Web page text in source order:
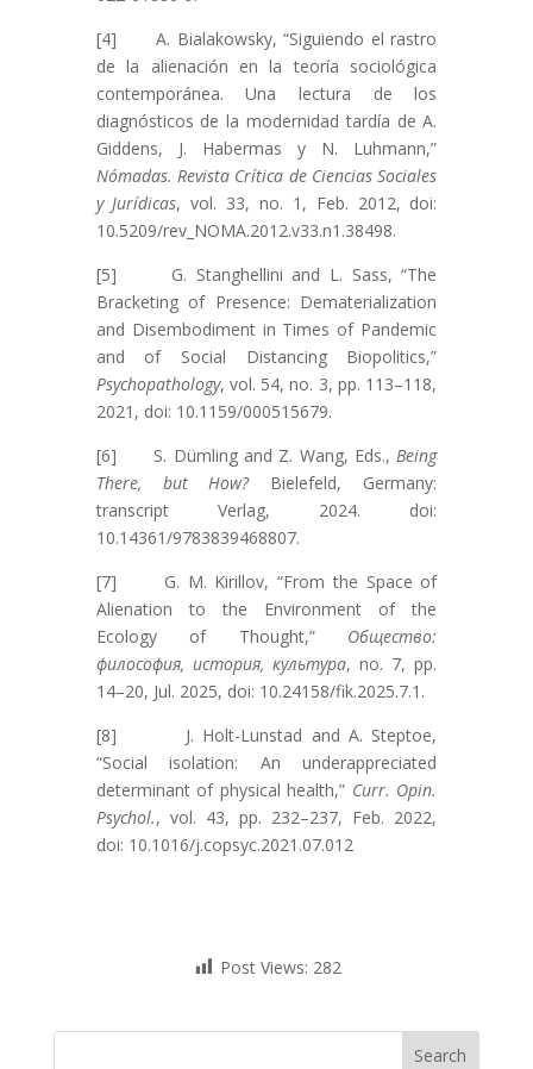
[4] A. Bialakowsky, “Siguiendo el rastro
de la alienación en la teoría sociológica
contemporánea. Una lectura de los
diagnósticos de la modernidad tardía de A.
Giddens, J. Habermas y N. Luhmann,”
Nómadas. Revista Crítica de Ciencias Sociales
y Jurídicas, vol. 33, no. 1, Feb. 2012, doi:
10.5209/rev_NOMA.2012.v33.n1.38498.
[5] G. Stanghellini and L. Sass, “The
Bracketing of Presence: Dematerialization
and Disembodiment in Times of Pandemic
and of Social Distancing Biopolitics,”
Psychopathology, vol. 54, no. 3, pp. 113–118,
2021, doi: 10.1159/000515679.
[6] S. Dümling and Z. Wang, Eds.,Being
There, but How?Bielefeld, Germany:
transcript Verlag, 2024. doi:
10.14361/9783839468807.
[7] G. M. Kirillov, “From the Space of
Alienation to the Environment of the
Ecology of Thought,” Общество:
философия, история, культура, no. 7, pp.
14–20, Jul. 2025, doi: 10.24158/fik.2025.7.1.
[8] J. Holt-Lunstad and A. Steptoe,
“Social isolation: An underappreciated
determinant of physical health,” Curr. Opin.
Psychol., vol. 43, pp. 232–237, Feb. 2022,
doi: 10.1016/j.copsyc.2021.07.012
Post Views: 282
Search